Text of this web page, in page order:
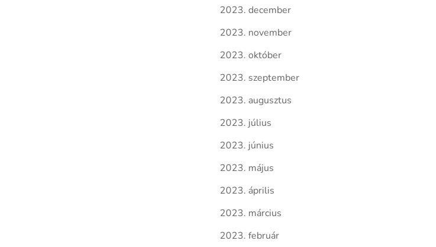
2023. december
2023. november
2023. október
2023. szeptember
2023. augusztus
2023. július
2023. június
2023. május
2023. április
2023. március
2023. február